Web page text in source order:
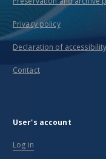
Privacy policy
Declaration of accessibility
Contact
User's account
Log in